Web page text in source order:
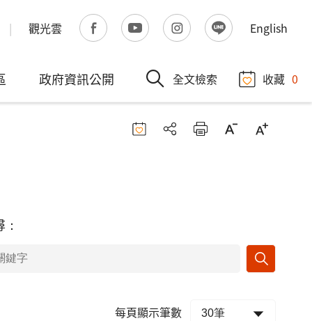
觀光雲 English
政府資訊公開 全文檢索 收藏 0
每頁顯示筆數